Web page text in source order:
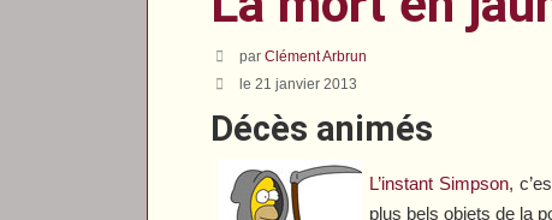
parClément Arbrun
le 21 janvier 2013
Décès animés
L’instant Simpson,
plus bels objets de la